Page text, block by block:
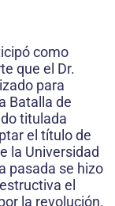
como
que el Dr.
para
Batalla de
titulada
el título de
la Universidad
pasada se hizo
el
la revolución.